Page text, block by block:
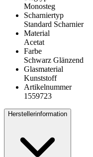
Monosteg
Scharniertyp
Standard Scharnier
Material
Acetat
Farbe
Schwarz Glänzend
Glasmaterial
Kunststoff
Artikelnummer
1559723
Herstellerinformation